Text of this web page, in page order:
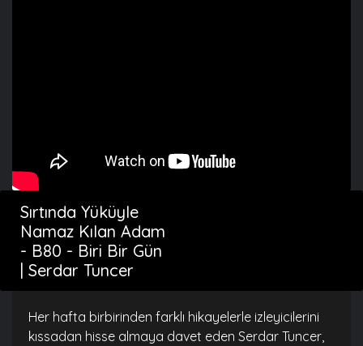
Sırtında Yüküyle
Namaz Kılan Adam
- B80 - Biri Bir Gün
| Serdar Tuncer
Her hafta birbirinden farklı hikayelerle izleyicilerini
kıssadan hisse almaya davet eden Serdar Tuncer,